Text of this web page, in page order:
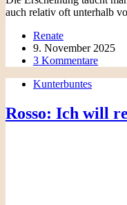
auch relativ oft unterhalb
Renate
9. November 2025
3 Kommentare
Kunterbuntes
Rosso: Ich will